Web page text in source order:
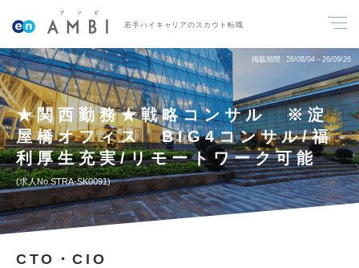
若手ハイキャリアのスカウト転職
掲載期間 26/08/04～26/09/26
★関西勤務★戦略コンサル ※淀
屋橋オフィス BIG4コンサル/福
利厚生充実/リモートワーク可能
求人No.STRA-SK0091
CTO・CIO